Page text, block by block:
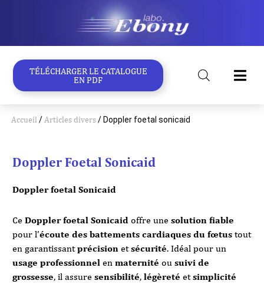
TÉLÉCHARGER LE CATALOGUE
EN PDF
Accueil /Articles divers / Doppler foetal sonicaid
Doppler Foetal Sonicaid
Doppler foetal Sonicaid
Ce Doppler foetal Sonicaid offre une solution fiable
pour l’écoute des battements cardiaques du fœtus tout
en garantissantprécision etsécurité. Idéal pour un
usage professionnel en maternité ou suivi de
grossesse, il assure sensibilité, légèreté etsimplicité